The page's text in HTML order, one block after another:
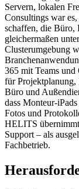
Servern, lokalen
Consultings war
schaffen, die Büro,
gleichermaßen
Clusterumgebung
365 mit Teams
für
Büro und
dass Monteur-
Fotos und
HELITS
Support – als
Fachbetrieb.